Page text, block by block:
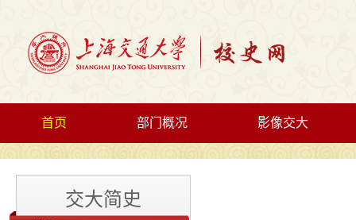
首页 部门概况 影像交大
交大简史